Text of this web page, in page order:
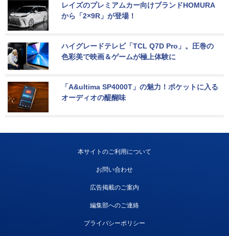
レイズのプレミアムカー向けブランドHOMURA
から「2×9R」が登場！
ハイグレードテレビ「TCL Q7D Pro」。圧巻の
色彩美で映画＆ゲームが極上体験に
「A&ultima SP4000T」の魅力！ポケットに入る
オーディオの醍醐味
本サイトのご利用について
お問い合わせ
広告掲載のご案内
編集部へのご連絡
プライバシーポリシー